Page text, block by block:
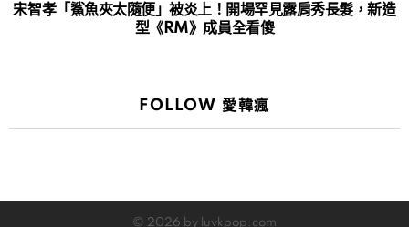
宋智孝「鯊魚夾太隨便」被炎上！開場罕見露肩秀長髮，新造
型《RM》成員全看傻
FOLLOW 愛韓瘋
© 2026 by luvkpop.com